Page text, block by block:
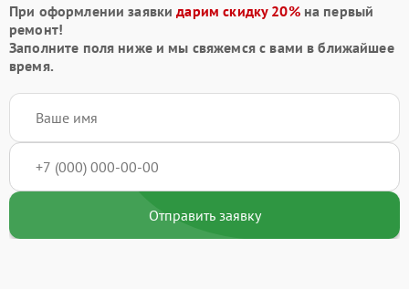
При оформлении заявкидарим скидку 20%на первый
ремонт!
Заполните поля ниже и мы свяжемся с вами в ближайшее
время.
Отправить заявку